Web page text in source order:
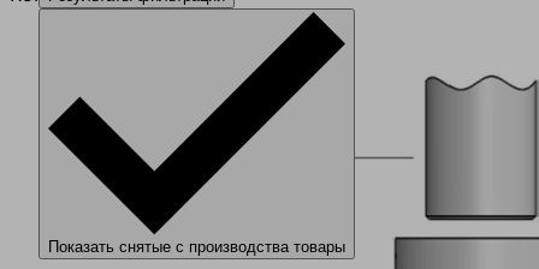
Показать снятые с производства товары